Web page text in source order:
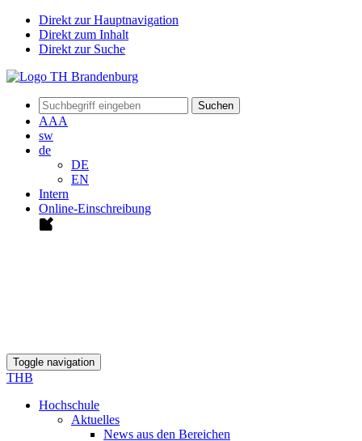
Direkt zur Hauptnavigation
Direkt zum Inhalt
Direkt zur Suche
Suchen
AAA
sw
de
DE
EN
Intern
Online-Einschreibung
Toggle navigation
THB
Hochschule
Aktuelles
News aus den Bereichen